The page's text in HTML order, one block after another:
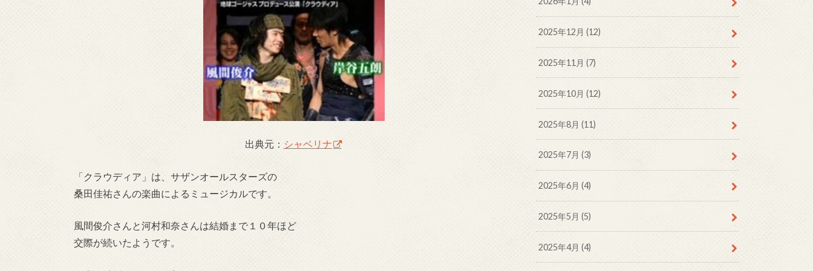
出典元： シャベリナ
「クラウディア」は、サザンオールスターズの
桑田佳祐さんの楽曲によるミュージカルです。
風間俊介さんと河村和奈さんは結婚まで１０年ほど
交際が続いたようです。
2025年12月 (12)
2025年11月 (7)
2025年10月 (12)
2025年8月 (11)
2025年7月 (3)
2025年6月 (4)
2025年5月 (5)
2025年4月 (4)